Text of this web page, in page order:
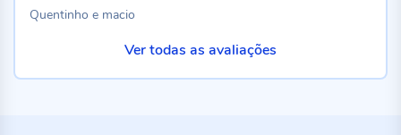
Quentinho e macio
Ver todas as avaliações